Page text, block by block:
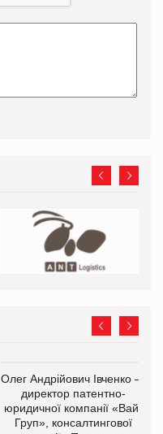
Олег Андрійович Івченко —
директор патентно-
юридичної компанії «Вайз
Груп», консалтингової